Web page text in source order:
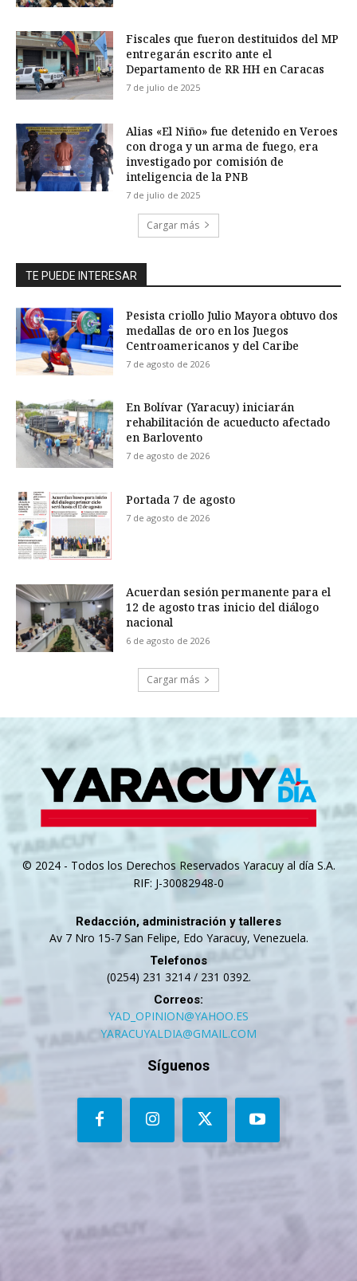
Fiscales que fueron destituidos del MP
entregarán escrito ante el
Departamento de RR HH en Caracas
7 de julio de 2025
Alias «El Niño» fue detenido en Veroes
con droga y un arma de fuego, era
investigado por comisión de
inteligencia de la PNB
7 de julio de 2025
Cargar más
TE PUEDE INTERESAR
Pesista criollo Julio Mayora obtuvo dos
medallas de oro en los Juegos
Centroamericanos y del Caribe
7 de agosto de 2026
En Bolívar (Yaracuy) iniciarán
rehabilitación de acueducto afectado
en Barlovento
7 de agosto de 2026
Portada 7 de agosto
7 de agosto de 2026
Acuerdan sesión permanente para el
12 de agosto tras inicio del diálogo
nacional
6 de agosto de 2026
Cargar más
© 2024 - Todos los Derechos Reservados Yaracuy al día S.A.
RIF: J-30082948-0
Redacción, administración y talleres
Av 7 Nro 15-7 San Felipe, Edo Yaracuy, Venezuela.
Telefonos
(0254) 231 3214 / 231 0392.
Correos:
YAD_OPINION@YAHOO.ES
YARACUYALDIA@GMAIL.COM
Síguenos